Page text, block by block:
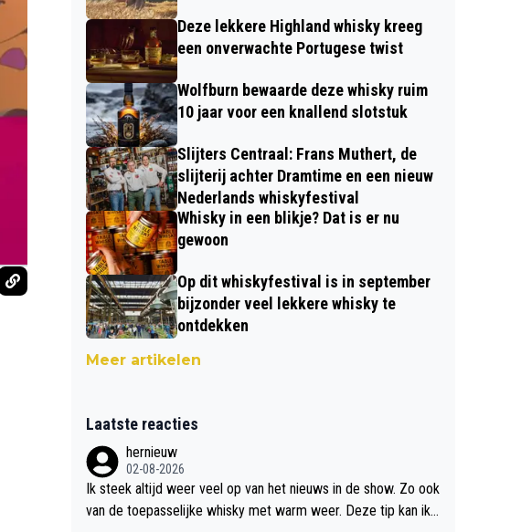
Deze lekkere Highland whisky kreeg
een onverwachte Portugese twist
Wolfburn bewaarde deze whisky ruim
10 jaar voor een knallend slotstuk
Slijters Centraal: Frans Muthert, de
slijterij achter Dramtime en een nieuw
Nederlands whiskyfestival
Whisky in een blikje? Dat is er nu
gewoon
Op dit whiskyfestival is in september
bijzonder veel lekkere whisky te
ontdekken
Meer artikelen
Laatste reacties
hernieuw
02-08-2026
Ik steek altijd weer veel op van het nieuws in de show. Zo ook
van de toepasselijke whisky met warm weer. Deze tip kan ik